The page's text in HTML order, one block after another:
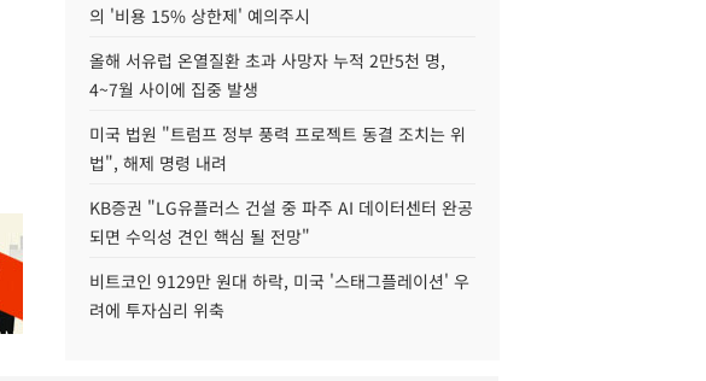
의 '비용 15% 상한제' 예의주시
올해 서유럽 온열질환 초과 사망자 누적 2만5천 명,
4~7월 사이에 집중 발생
미국 법원 "트럼프 정부 풍력 프로젝트 동결 조치는 위
법", 해제 명령 내려
KB증권 "LG유플러스 건설 중 파주 AI 데이터센터 완공
되면 수익성 견인 핵심 될 전망"
비트코인 9129만 원대 하락, 미국 '스태그플레이션' 우
려에 투자심리 위축